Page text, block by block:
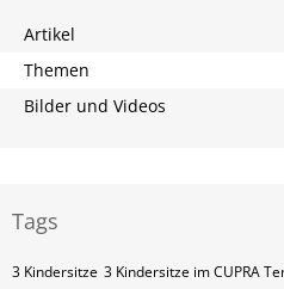
Artikel
Themen
Bilder und Videos
Tags
3 Kindersitze 3 Kindersitze im CUPRA